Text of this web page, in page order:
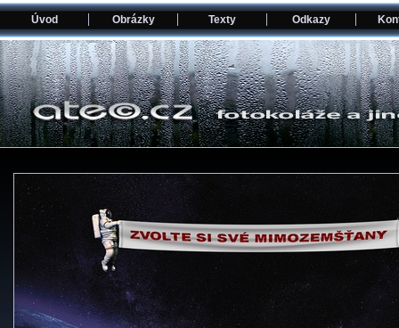
Úvod Obrázky Texty Odkazy